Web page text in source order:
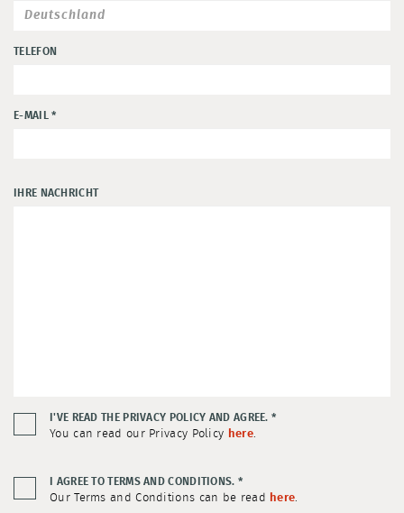
TELEFON
E-MAIL*
IHRE NACHRICHT
I'VE READ THE PRIVACY POLICY AND AGREE.*
You can read our Privacy Policy here.
I AGREE TO TERMS AND CONDITIONS. *
Our Terms and Conditions can be read here.